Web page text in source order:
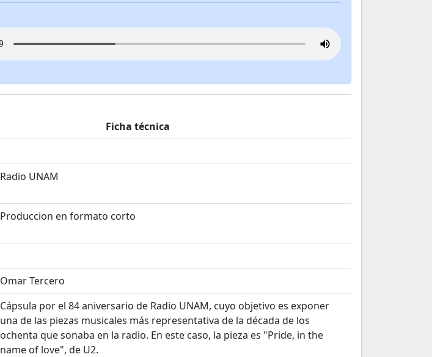
Ficha técnica
Radio UNAM
Produccion en formato corto
Omar Tercero
Cápsula por el 84 aniversario de Radio UNAM, cuyo objetivo es exponer
una de las piezas musicales más representativa de la década de los
ochenta que sonaba en la radio. En este caso, la pieza es "Pride, in the
name of love", de U2.